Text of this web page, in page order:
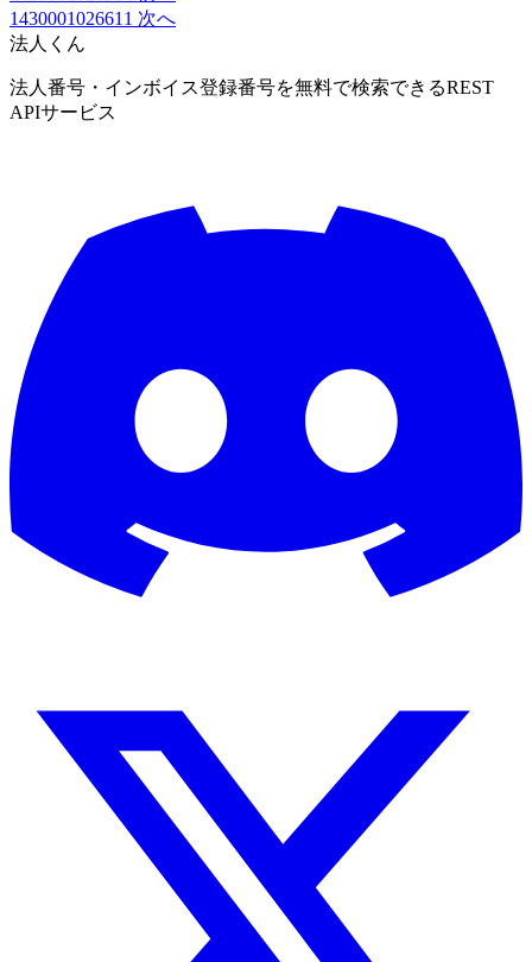
1430001026611 次へ
法人くん
法人番号・インボイス登録番号を無料で検索できるREST
APIサービス